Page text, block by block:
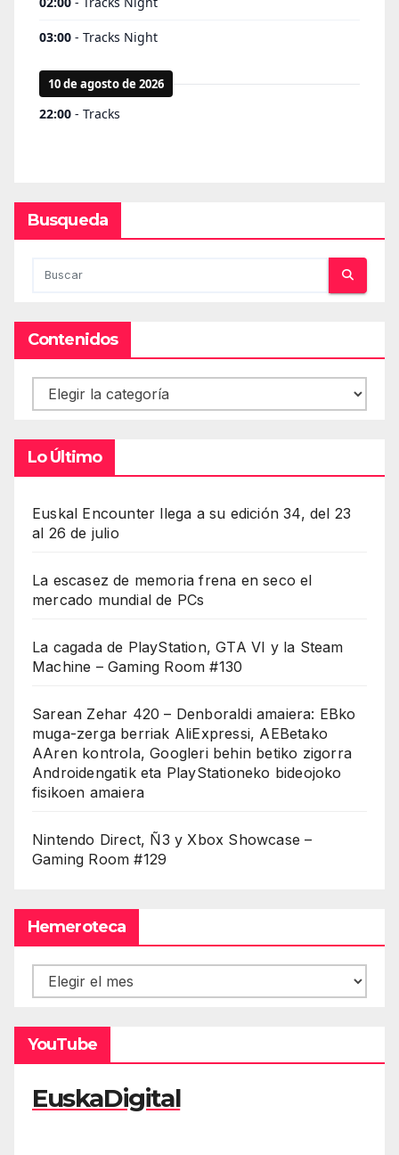
Busqueda
Contenidos
Contenidos
Lo Último
Euskal Encounter llega a su edición 34, del 23
al 26 de julio
La escasez de memoria frena en seco el
mercado mundial de PCs
La cagada de PlayStation, GTA VI y la Steam
Machine – Gaming Room #130
Sarean Zehar 420 – Denboraldi amaiera: EBko
muga-zerga berriak AliExpressi, AEBetako
AAren kontrola, Googleri behin betiko zigorra
Androidengatik eta PlayStationeko bideojoko
fisikoen amaiera
Nintendo Direct, Ñ3 y Xbox Showcase –
Gaming Room #129
Hemeroteca
Hemeroteca
YouTube
EuskaDigital